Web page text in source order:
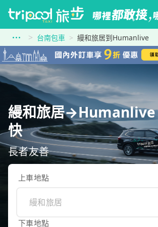
台南包車 縵和旅居到Humanlive
縵和旅居→Humanlive
快
長者友善
上車地點
下車地點